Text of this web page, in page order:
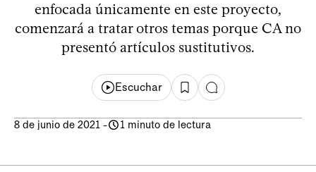
enfocada únicamente en este proyecto,
comenzará a tratar otros temas porque CA no
presentó artículos sustitutivos.
Escuchar
8 de junio de 2021 - 1 minuto de lectura